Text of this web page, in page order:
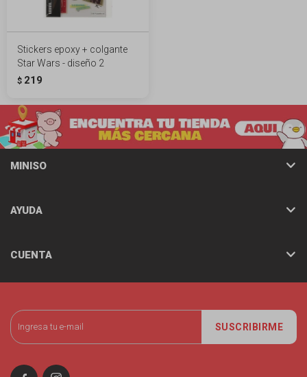
Stickers epoxy + colgante
Star Wars - diseño 2
$ 219
SUSCRIBIRME
MINISO
AYUDA
CUENTA